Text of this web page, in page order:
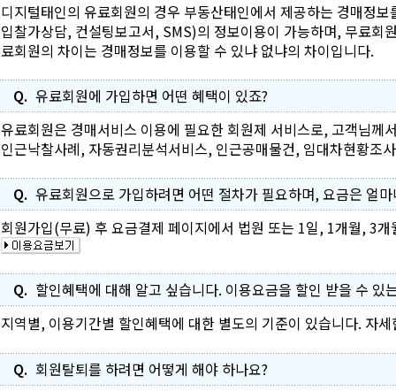
디지털태인의 유료회원의 경우 부동산태인에서 제공하는 경매정
입찰가상담, 컨설팅보고서, SMS)의 정보이용이 가능하며, 무료회
료회원의 차이는 경매정보를 이용할 수 있냐 없냐의 차이입니다.
Q. 유료회원에 가입하면 어떤 혜택이 있죠?
유료회원은 경매서비스 이용에 필요한 회원제 서비스로, 고객님
인근낙찰사례, 자동권리분석서비스, 인근공매물건, 임대차현황
Q. 유료회원으로 가입하려면 어떤 절차가 필요하며, 요금은 얼마
회원가입(무료) 후 요금결제 페이지에서 법원 또는 1일, 1개월, 3
Q. 할인혜택에 대해 알고 싶습니다. 이용요금을 할인 받을 수 있
지역별, 이용기간별 할인혜택에 대한 별도의 기준이 있습니다. 자
Q. 회원탈퇴를 하려면 어떻게 해야 하나요?